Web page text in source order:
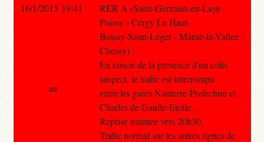
16/1/2015 19:41
RER A (Saint-Germain-en-Laye -
Poissy - Cergy Le Haut-
Boissy-Saint-Leger - Marne-la-Vallee -
Chessy) :
En raison de la presence d'un colis
suspect, le trafic est interrompu
entre les gares Nanterre-Prefecture et
Charles de Gaulle-Etoile.
Reprise estimee vers 20h30.
Trafic normal sur les autres lignes de
au